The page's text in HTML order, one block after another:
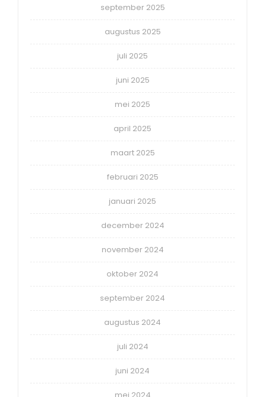
september 2025
augustus 2025
juli 2025
juni 2025
mei 2025
april 2025
maart 2025
februari 2025
januari 2025
december 2024
november 2024
oktober 2024
september 2024
augustus 2024
juli 2024
juni 2024